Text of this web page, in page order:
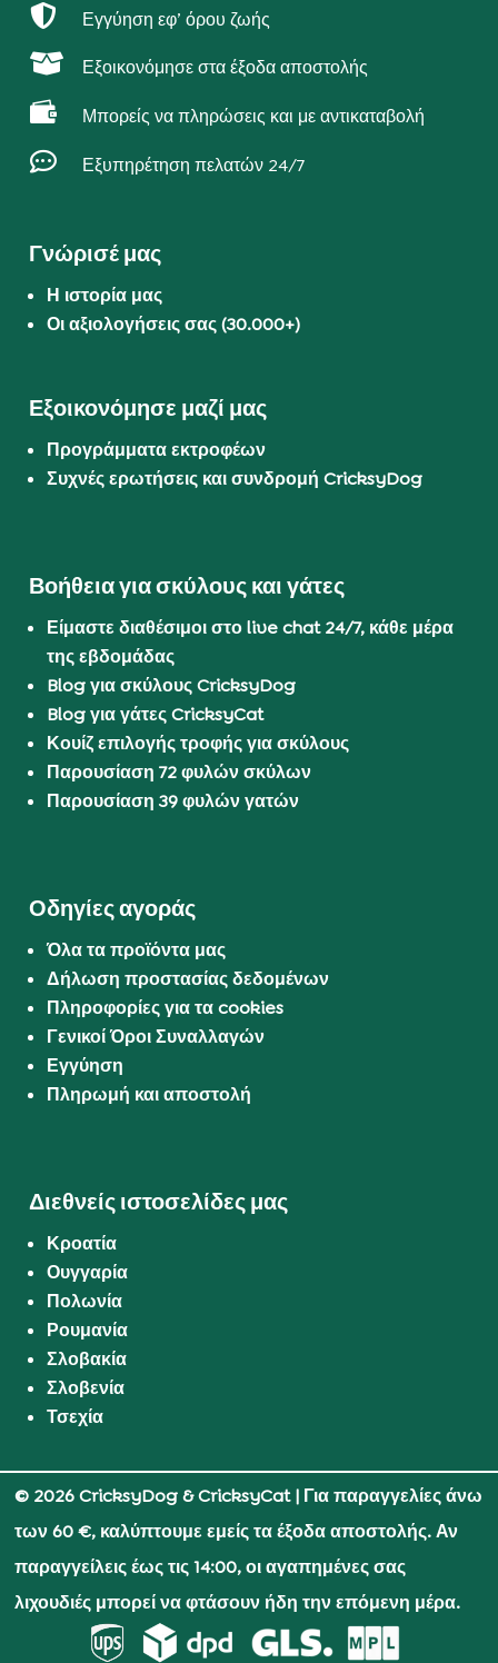
 Εγγύηση εφ’ όρου ζωής
 Εξοικονόμησε στα έξοδα αποστολής
 Μπορείς να πληρώσεις και με αντικαταβολή
 Εξυπηρέτηση πελατών 24/7
Γνώρισέ μας
Η ιστορία μας
Οι αξιολογήσεις σας (30.000+)
Εξοικονόμησε μαζί μας
Προγράμματα εκτροφέων
Συχνές ερωτήσεις και συνδρομή CricksyDog
Βοήθεια για σκύλους και γάτες
Είμαστε διαθέσιμοι στο live chat 24/7, κάθε μέρα
της εβδομάδας
Blog για σκύλους CricksyDog
Blog για γάτες CricksyCat
Κουίζ επιλογής τροφής για σκύλους
Παρουσίαση 72 φυλών σκύλων
Παρουσίαση 39 φυλών γατών
Οδηγίες αγοράς
Όλα τα προϊόντα μας
Δήλωση προστασίας δεδομένων
Πληροφορίες για τα cookies
Γενικοί Όροι Συναλλαγών
Εγγύηση
Πληρωμή και αποστολή
Διεθνείς ιστοσελίδες μας
Κροατία
Ουγγαρία
Πολωνία
Ρουμανία
Σλοβακία
Σλοβενία
Τσεχία
© 2026 CricksyDog & CricksyCat| Για παραγγελίες άνω
των 60 €, καλύπτουμε εμείς τα έξοδα αποστολής. Αν
παραγγείλεις έως τις 14:00, οι αγαπημένες σας
λιχουδιές μπορεί να φτάσουν ήδη την επόμενη μέρα.